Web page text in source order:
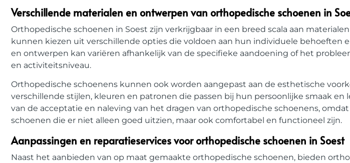
Verschillende materialen en ontwerpen van orthopedische schoenen in
Orthopedische schoenen in Soest zijn verkrijgbaar in een breed scala aan
kunnen kiezen uit verschillende opties die voldoen aan hun individuele behoeften
en ontwerpen kan variëren afhankelijk van de specifieke aandoening of het
en activiteitsniveau.
Orthopedische schoenens kunnen ook worden aangepast aan de esthetische
verschillende stijlen, kleuren en patronen die passen bij hun persoonlijke smaak
van de acceptatie en naleving van het dragen van orthopedische schoenens,
schoenen die er niet alleen goed uitzien, maar ook comfortabel en functioneel zijn.
Aanpassingen en reparatieservices voor orthopedische schoenen in Soest
Naast het aanbieden van op maat gemaakte orthopedische schoenen, bieden